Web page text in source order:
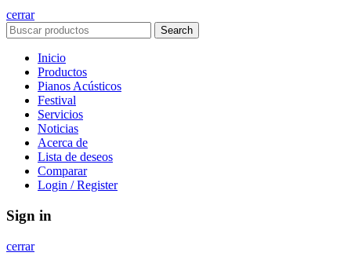
cerrar
Search
Inicio
Productos
Pianos Acústicos
Festival
Servicios
Noticias
Acerca de
Lista de deseos
Comparar
Login / Register
Sign in
cerrar